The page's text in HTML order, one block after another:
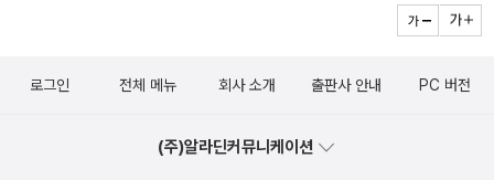
로그인 전체 메뉴 회사 소개 출판사 안내 PC 버전
(주)알라딘커뮤니케이션